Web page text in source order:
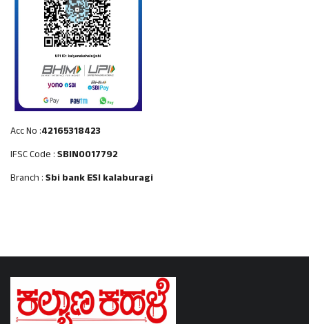
Acc No :42165318423
IFSC Code :SBIN0017792
Branch :Sbi bank ESI kalaburagi